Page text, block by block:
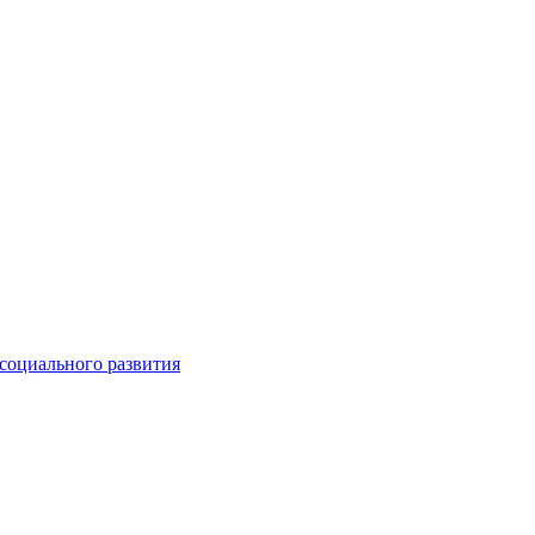
социального развития